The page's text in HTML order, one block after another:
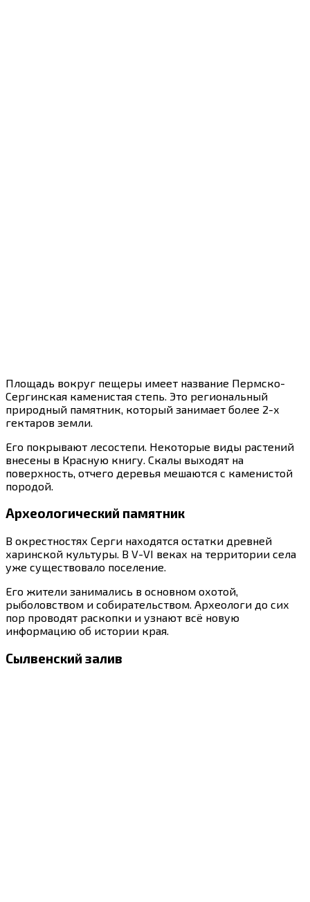
Площадь вокруг пещеры имеет название Пермско-
Сергинская каменистая степь. Это региональный
природный памятник, который занимает более 2-х
гектаров земли.
Его покрывают лесостепи. Некоторые виды растений
внесены в Красную книгу. Скалы выходят на
поверхность, отчего деревья мешаются с каменистой
породой.
Археологический памятник
В окрестностях Серги находятся остатки древней
харинской культуры. В V-VI веках на территории села
уже существовало поселение.
Его жители занимались в основном охотой,
рыболовством и собирательством. Археологи до сих
пор проводят раскопки и узнают всё новую
информацию об истории края.
Сылвенский залив